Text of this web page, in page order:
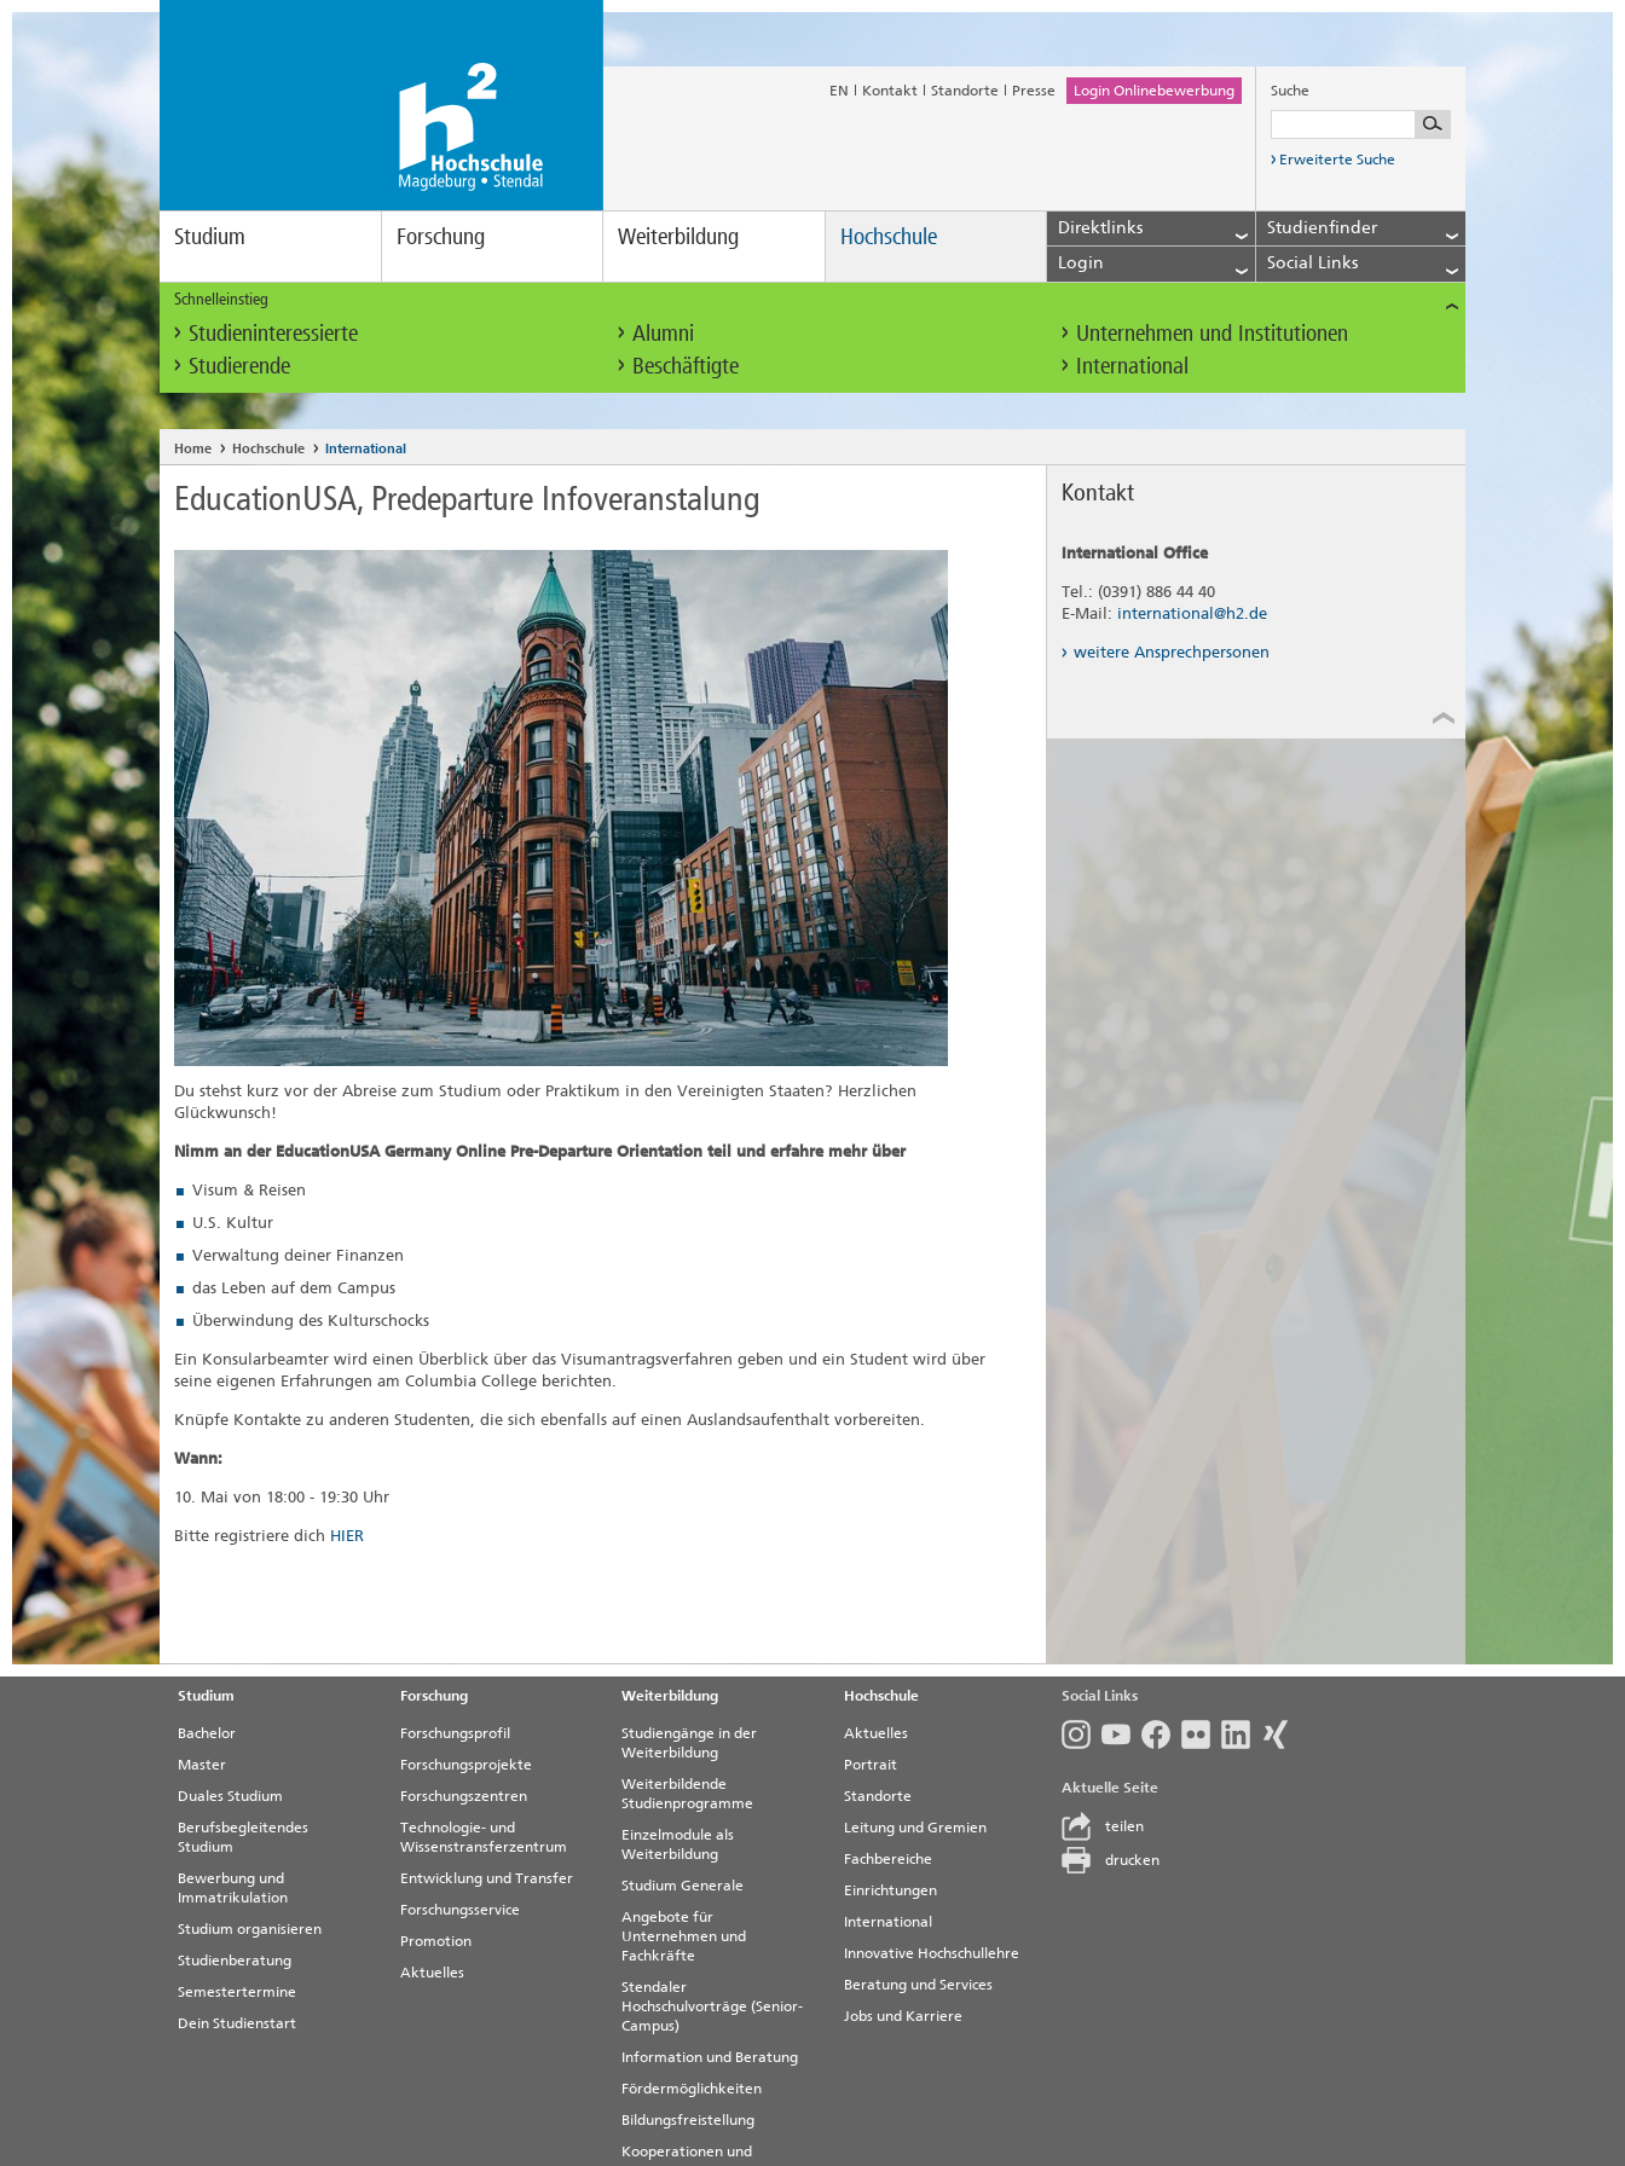
EN Kontakt Standorte Presse Login Onlinebewerbung Suche
Erweiterte Suche
Studium Forschung Weiterbildung Hochschule Direktlinks
Studienfinder
Login
Social Links
Schnelleinstieg
Studieninteressierte Alumni
Unternehmen und Institutionen
Studierende
Beschäftigte International
Home Hochschule International
EducationUSA, Predeparture Infoveranstalung
Du stehst kurz vor der Abreise zum Studium oder Praktikum in den Vereinigten Staaten? Herzlichen
Glückwunsch!
Nimm an der EducationUSA Germany Online Pre-Departure Orientation teil und erfahre mehr über
Visum & Reisen
U.S. Kultur
Verwaltung deiner Finanzen
das Leben auf dem Campus
Überwindung des Kulturschocks
Ein Konsularbeamter wird einen Überblick über das Visumantragsverfahren geben und ein Student wird über
seine eigenen Erfahrungen am Columbia College berichten.
Knüpfe Kontakte zu anderen Studenten, die sich ebenfalls auf einen Auslandsaufenthalt vorbereiten.
Wann:
10. Mai von 18:00 - 19:30 Uhr
Bitte registriere dich HIER
Kontakt
International Office
Tel.: (0391) 886 44 40
E-Mail: international@h2.de
weitere Ansprechpersonen
Studium
Bachelor
Master
Duales Studium
Berufsbegleitendes
Studium
Bewerbung und
Immatrikulation
Studium organisieren
Studienberatung
Semestertermine
Dein Studienstart
Forschung
Forschungsprofil
Forschungsprojekte
Forschungszentren
Technologie- und
Wissenstransferzentrum
Entwicklung und Transfer
Forschungsservice
Promotion
Aktuelles
Weiterbildung
Studiengänge in der
Weiterbildung
Weiterbildende
Studienprogramme
Einzelmodule als
Weiterbildung
Studium Generale
Angebote für
Unternehmen und
Fachkräfte
Stendaler
Hochschulvorträge (Senior-
Campus)
Information und Beratung
Fördermöglichkeiten
Bildungsfreistellung
Kooperationen und
Hochschule
Aktuelles
Portrait
Standorte
Leitung und Gremien
Fachbereiche
Einrichtungen
International
Innovative Hochschullehre
Beratung und Services
Jobs und Karriere
Social Links
Aktuelle Seite
teilen
drucken